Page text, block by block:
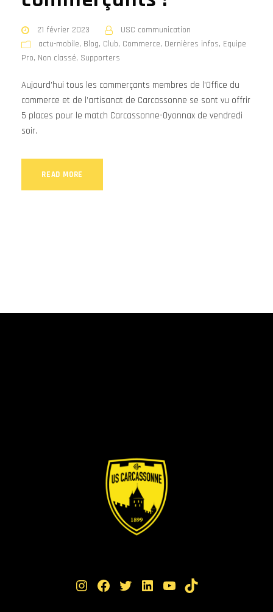
21 février 2023
USC communication
actu-mobile, Blog, Club, Commerce, Dernières infos, Equipe
Pro, Non classé, Supporters
Aujourd’hui tous les commerçants membres de l’Office du
commerce et de l’artisanat de Carcassonne se sont vu offrir
5 places pour le match Carcassonne-Oyonnax de vendredi
soir.
READ MORE
Instagram Facebook Twitter LinkedIn YouTube TikTok